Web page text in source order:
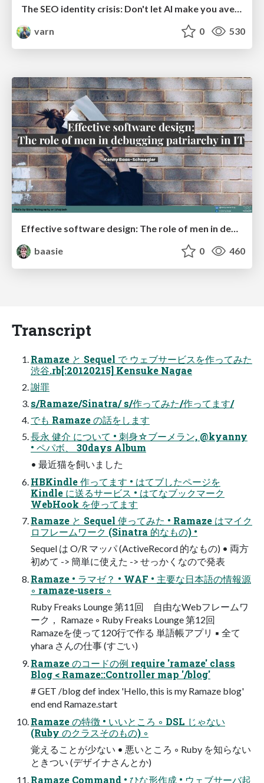
The SEO identity crisis: Don't let AI make you average
varn
0 530
baasie
0 460
Transcript
Ramaze と Sequel で ウェブサービスを作ってみた
渋谷.rb[:20120215] Kensuke Nagae
謝罪
s/Ramaze/Sinatra/ s/作ってみた/作ってます/
でも Ramaze の話をします
長永 健介 について • 刺身☆ブーメラン, @kyanny
• ペパボ、 30days Album
• 最近猫を飼いました
HBKindle 作ってます • はてブしたページを
Kindle に送るサービス • はてなブックマーク
WebHook を使ってます
Ramaze と Sequel 使ってみた • Ramaze はマイク
ロフレームワーク (Sinatra 的なもの) •
Sequel は O/R マッパ (ActiveRecord 的なもの) • 両方
初めて -> 簡単に使えた -> せっかくなので発表
Ramaze • ラマゼ？ • WAF • 主要な日本語の情報源
◦ ramaze-users ◦
Ruby Freaks Lounge 第11回 自由なWebフレームワ
ーク， Ramaze ◦ Ruby Freaks Lounge 第12回
Ramazeを使って120行で作る 単語帳アプリ ▪ 全て
yhara さんの仕事 (すごい)
Ramaze のコードの例 require 'ramaze' class
Blog < Ramaze::Controller map '/blog'
# GET /blog def index 'Hello, this is my Ramaze blog'
end end Ramaze.start
Ramaze の特徴 • いいところ ◦ DSL じゃない
(Ruby のクラスそのもの) ◦
覚えることが少ない • 悪いところ ◦ Ruby を知らない
ときつい (デザイナさんとか)
Ramaze Command • ひな形作成 • ウェブサーバ起